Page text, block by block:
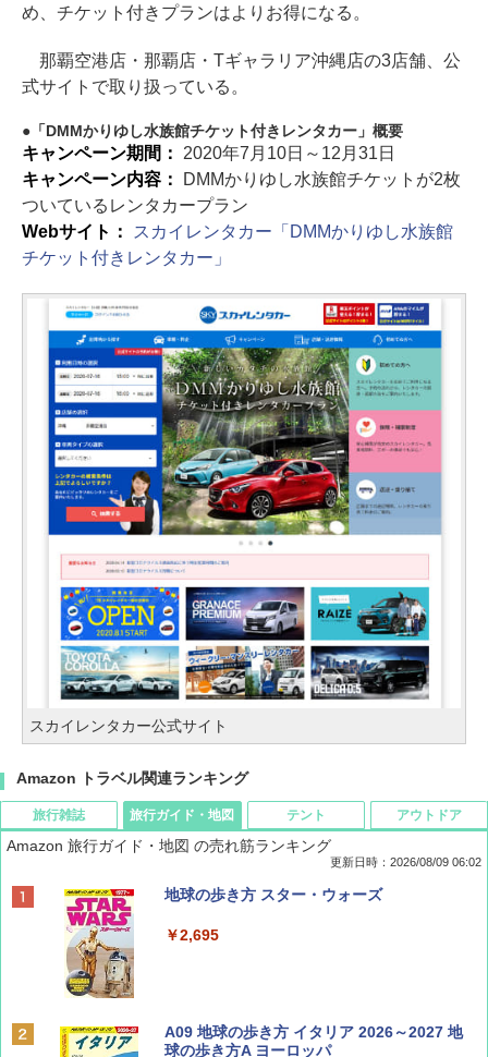
め、チケット付きプランはよりお得になる。
那覇空港店・那覇店・Tギャラリア沖縄店の3店舗、公
式サイトで取り扱っている。
「DMMかりゆし水族館チケット付きレンタカー」概要
キャンペーン期間： 2020年7月10日～12月31日
キャンペーン内容：
DMMかりゆし水族館チケットが2枚
ついているレンタカープラン
Webサイト：
スカイレンタカー「DMMかりゆし水族館
チケット付きレンタカー」
スカイレンタカー公式サイト
Amazon トラベル関連ランキング
旅行雑誌
BE-PAL(ビ-パル) 2026年 9 月号【特別付録:
ディズニーファン ２０２６年 ９月号 [雑
誌] (ＤＩＳＮＥＹ ＦＡＮ)
旅行ガイド・地図
Amazon 旅行ガイド・地図 の売れ筋ランキング
更新日時：2026/08/09 06:02
地球の歩き方 スター・ウォーズ
￥2,695
A09 地球の歩き方 イタリア 2026～2027 地
球の歩き方A ヨーロッパ
テント アウトドア